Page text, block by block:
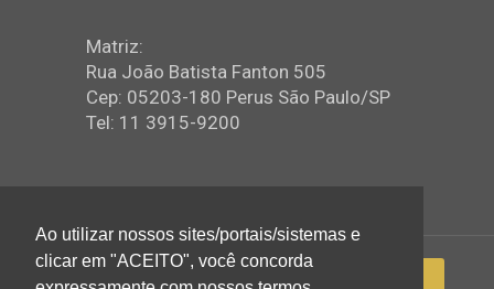
Matriz:
Rua João Batista Fanton 505
Cep: 05203-180 Perus São Paulo/SP
Tel: 11 3915-9200
Ao utilizar nossos sites/portais/sistemas e
clicar em "ACEITO", você concorda